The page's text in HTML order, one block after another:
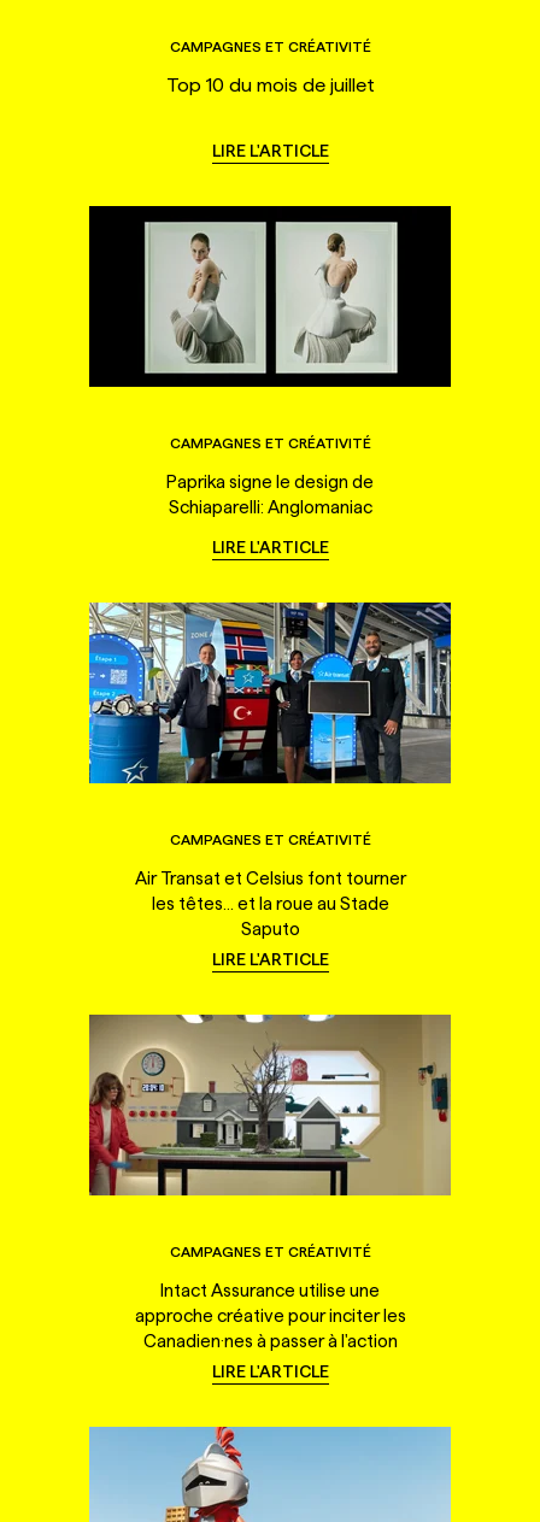
CAMPAGNES ET CRÉATIVITÉ
Top 10 du mois de juillet
LIRE L'ARTICLE
CAMPAGNES ET CRÉATIVITÉ
Paprika signe le design de
Schiaparelli: Anglomaniac
LIRE L'ARTICLE
CAMPAGNES ET CRÉATIVITÉ
Air Transat et Celsius font tourner
les têtes... et la roue au Stade
Saputo
LIRE L'ARTICLE
CAMPAGNES ET CRÉATIVITÉ
Intact Assurance utilise une
approche créative pour inciter les
Canadien·nes à passer à l'action
LIRE L'ARTICLE